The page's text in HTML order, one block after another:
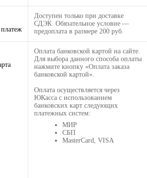
Доступен только при доставке
СДЭК. Обязательное условие —
предоплата в размере 200 руб.
Оплата банковской картой на сайте.
Для выбора данного способа оплаты
нажмите кнопку «Оплата заказа
банковской картой».
Оплата осуществляется через
ЮКасса с использованием
банковских карт следующих
платежных систем:
МИР
СБП
MasterCard, VISA